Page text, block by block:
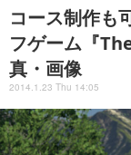
コース制作も
フゲーム『
真・画像
2014.1.23 Thu 14:05